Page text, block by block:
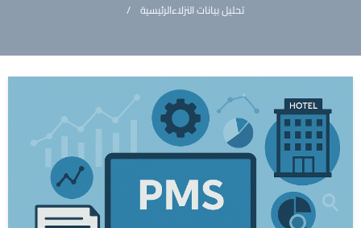
الرئيسيةتحليل بيانات النزلاء